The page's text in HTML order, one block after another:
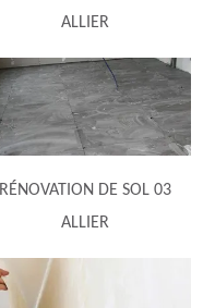
ALLIER
RÉNOVATION DE SOL 03
ALLIER